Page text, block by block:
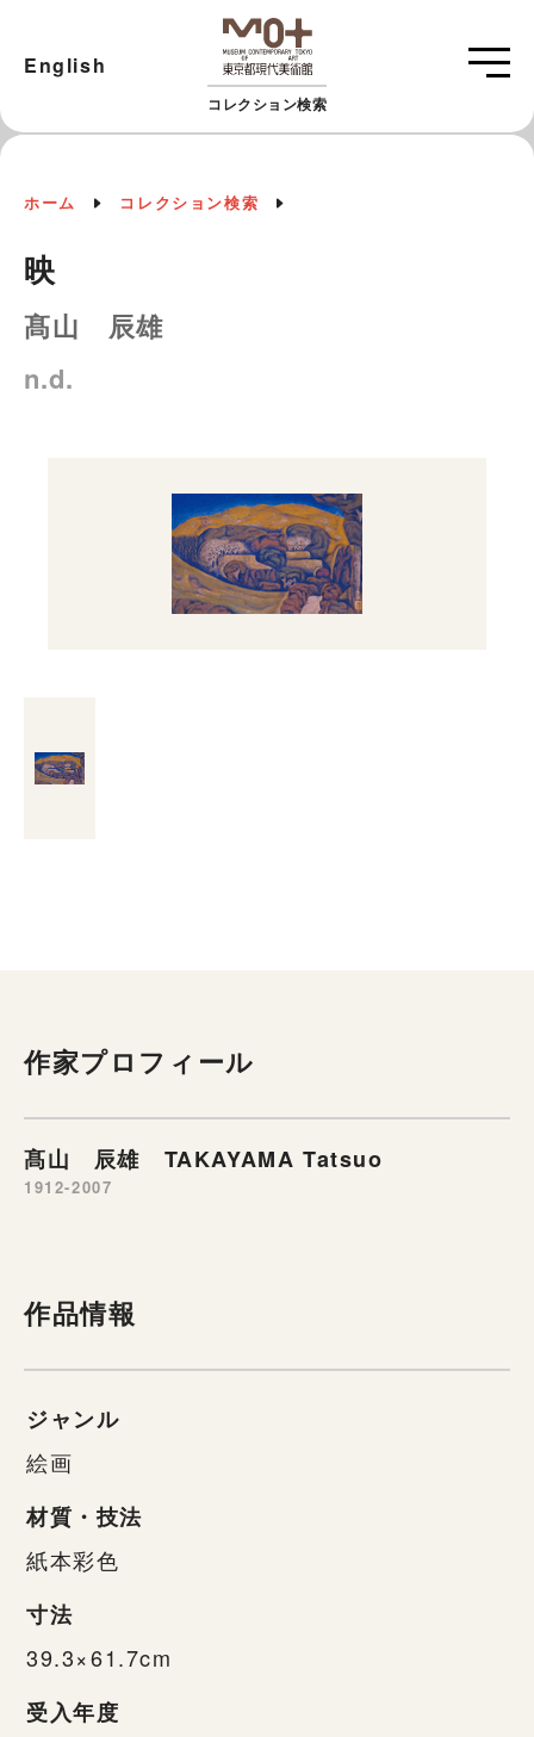
コレクション検索
English
ホーム コレクション検索
映
髙山 辰雄
n.d.
作家プロフィール
髙山 辰雄 TAKAYAMA Tatsuo
1912-2007
作品情報
ジャンル
絵画
材質・技法
紙本彩色
寸法
39.3×61.7cm
受入年度